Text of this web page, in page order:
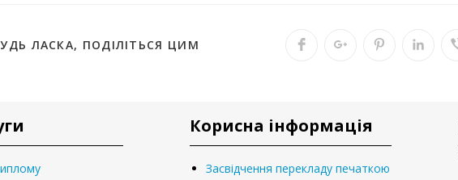
ЛАСКА, ПОДІЛІТЬСЯ ЦИМ
Корисна інформація
Засвідчення перекладу печаткою